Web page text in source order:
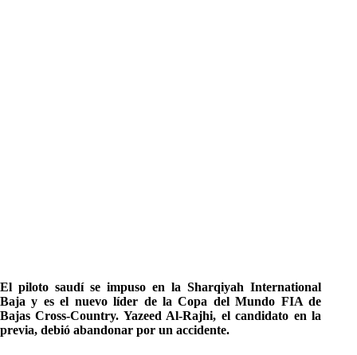
El piloto saudí se impuso en la Sharqiyah International
Baja y es el nuevo líder de la Copa del Mundo FIA de
Bajas Cross-Country. Yazeed Al-Rajhi, el candidato en la
previa, debió abandonar por un accidente.